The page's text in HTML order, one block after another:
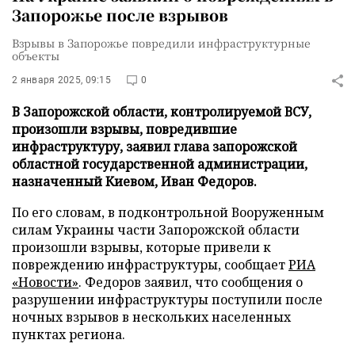
Запорожье после взрывов
Взрывы в Запорожье повредили инфраструктурные
объекты
2 января 2025, 09:15 0
В Запорожской области, контролируемой ВСУ,
произошли взрывы, повредившие
инфраструктуру, заявил глава запорожской
областной государственной администрации,
назначенный Киевом, Иван Федоров.
По его словам, в подконтрольной Вооруженным
силам Украины части Запорожской области
произошли взрывы, которые привели к
повреждению инфраструктуры, сообщаетРИА
«Новости». Федоров заявил, что сообщения о
разрушении инфраструктуры поступили после
ночных взрывов в нескольких населенных
пунктах региона.